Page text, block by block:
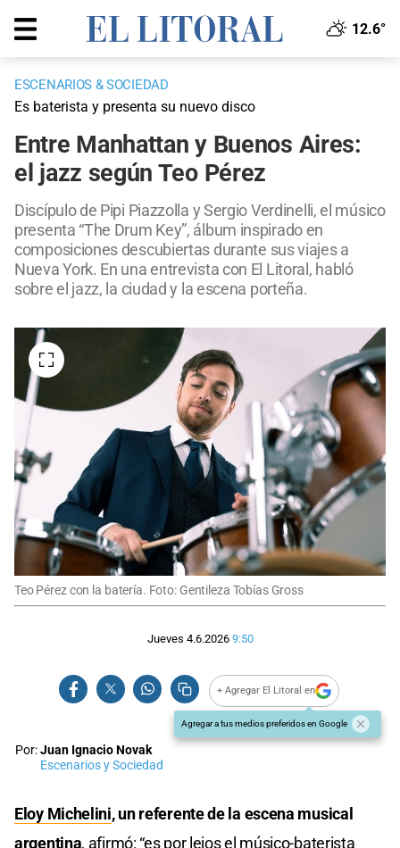
12.6°
ESCENARIOS & SOCIEDAD
Es baterista y presenta su nuevo disco
Entre Manhattan y Buenos Aires:
el jazz según Teo Pérez
Discípulo de Pipi Piazzolla y Sergio Verdinelli, el músico
presenta “The Drum Key”, álbum inspirado en
composiciones descubiertas durante sus viajes a
Nueva York. En una entrevista con El Litoral, habló
sobre el jazz, la ciudad y la escena porteña.
Teo Pérez con la batería. Foto: Gentileza Tobías Gross
Jueves 4.6.2026 9:50
+ Agregar El Litoral en
Agregar a tus medios preferidos en Google
Por:Juan Ignacio Novak
Escenarios y Sociedad
Eloy Michelini, un referente de la escena musical
argentina, afirmó: “es por lejos el músico-baterista